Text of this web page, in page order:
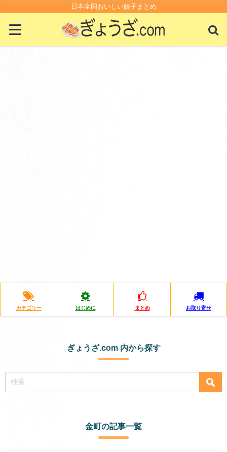
日本全国おいしい餃子まとめ
カテゴリー はじめに まとめ お取り寄せ
ぎょうざ.com 内から探す
金町の記事一覧